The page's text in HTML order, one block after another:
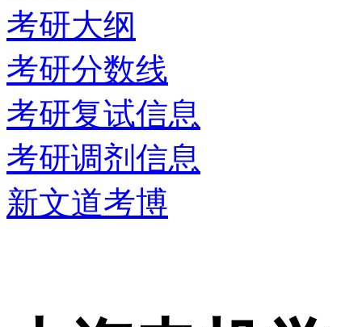
考研大纲
考研分数线
考研复试信息
考研调剂信息
新文道考博